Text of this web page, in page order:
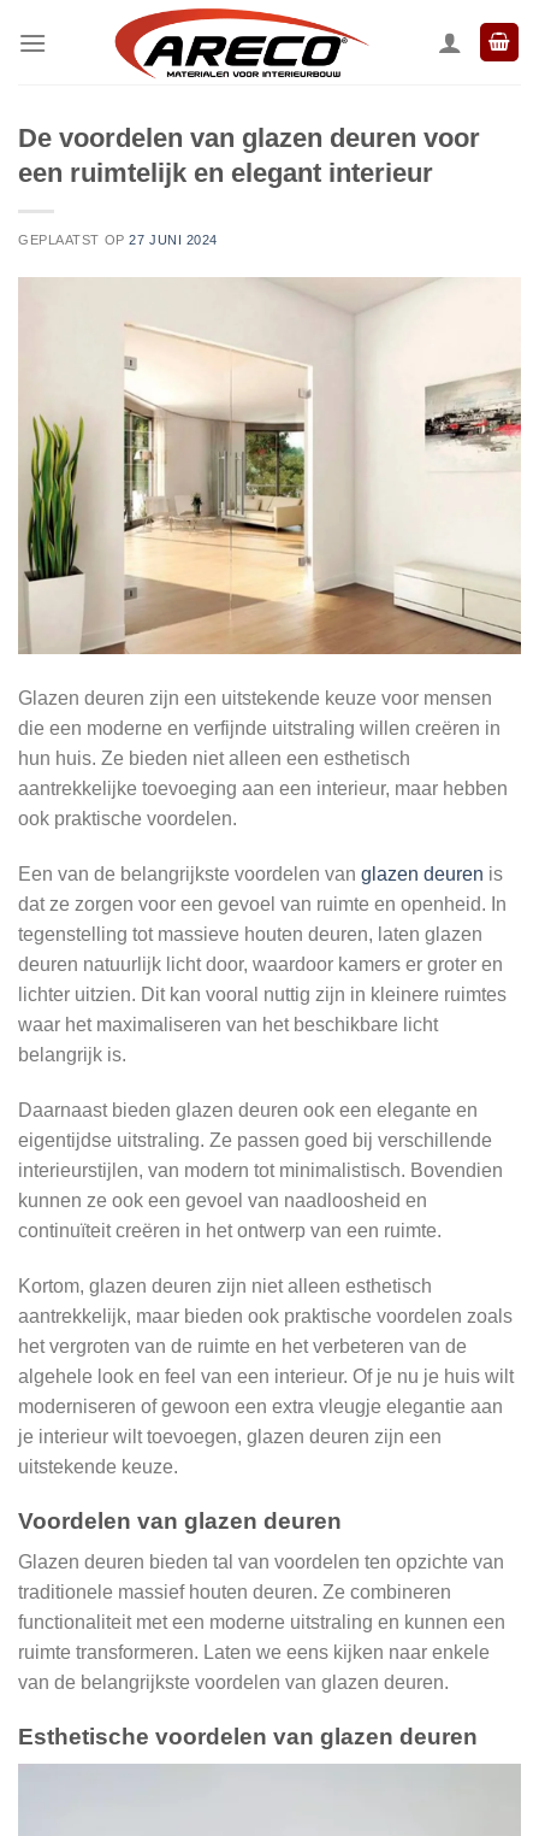
naar
De voordelen van glazen deuren voor
een ruimtelijk en elegant interieur
GEPLAATST OP27 JUNI 2024
Glazen deuren zijn een uitstekende keuze voor mensen
die een moderne en verfijnde uitstraling willen creëren in
hun huis. Ze bieden niet alleen een esthetisch
aantrekkelijke toevoeging aan een interieur, maar hebben
ook praktische voordelen.
Een van de belangrijkste voordelen van glazen deuren is
dat ze zorgen voor een gevoel van ruimte en openheid. In
tegenstelling tot massieve houten deuren, laten glazen
deuren natuurlijk licht door, waardoor kamers er groter en
lichter uitzien. Dit kan vooral nuttig zijn in kleinere ruimtes
waar het maximaliseren van het beschikbare licht
belangrijk is.
Daarnaast bieden glazen deuren ook een elegante en
eigentijdse uitstraling. Ze passen goed bij verschillende
interieurstijlen, van modern tot minimalistisch. Bovendien
kunnen ze ook een gevoel van naadloosheid en
continuïteit creëren in het ontwerp van een ruimte.
Kortom, glazen deuren zijn niet alleen esthetisch
aantrekkelijk, maar bieden ook praktische voordelen zoals
het vergroten van de ruimte en het verbeteren van de
algehele look en feel van een interieur. Of je nu je huis wilt
moderniseren of gewoon een extra vleugje elegantie aan
je interieur wilt toevoegen, glazen deuren zijn een
uitstekende keuze.
Voordelen van glazen deuren
Glazen deuren bieden tal van voordelen ten opzichte van
traditionele massief houten deuren. Ze combineren
functionaliteit met een moderne uitstraling en kunnen een
ruimte transformeren. Laten we eens kijken naar enkele
van de belangrijkste voordelen van glazen deuren.
Esthetische voordelen van glazen deuren